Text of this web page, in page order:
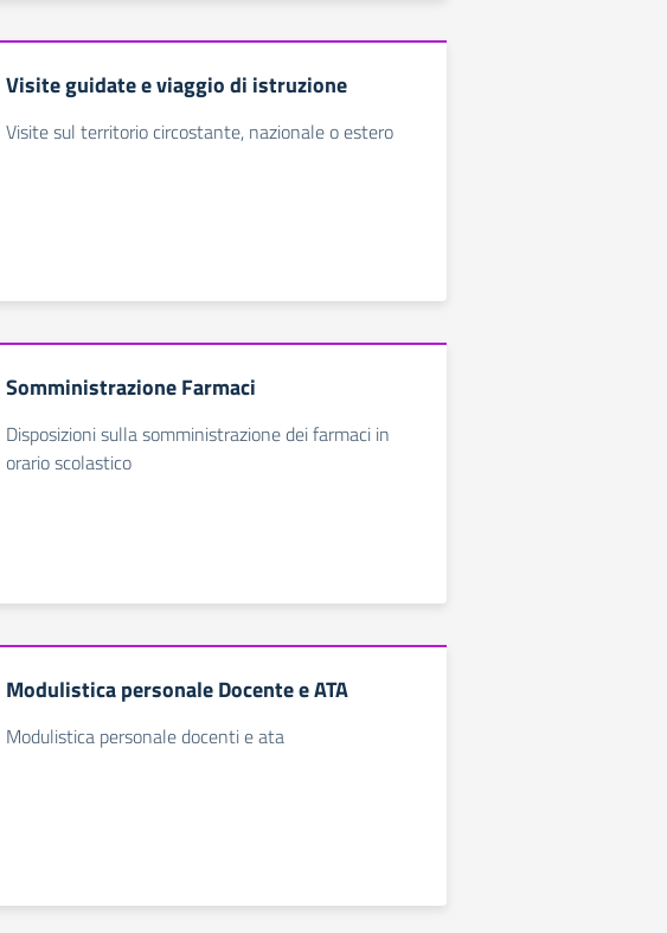
Visite guidate e viaggio di istruzione
Visite sul territorio circostante, nazionale o estero
Somministrazione Farmaci
Disposizioni sulla somministrazione dei farmaci in
orario scolastico
Modulistica personale Docente e ATA
Modulistica personale docenti e ata